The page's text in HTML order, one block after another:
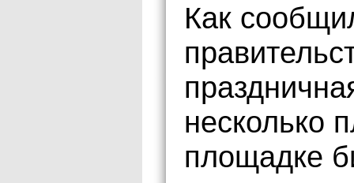
Как
несколько
площадке